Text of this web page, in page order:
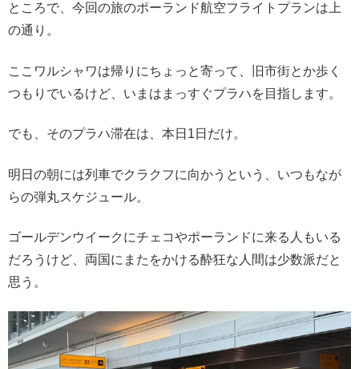
ところで、今回の旅のポーランド航空フライトプランは上
の通り。
ここワルシャワは帰りにちょっと寄って、旧市街とか歩く
つもりでいるけど、いまはまっすぐプラハを目指します。
でも、そのプラハ滞在は、本日1日だけ。
明日の朝には列車でクラクフに向かうという、いつもなが
らの弾丸スケジュール。
ゴールデンウイークにチェコやポーランドに来る人もいる
だろうけど、両国にまたをかける酔狂な人間は少数派だと
思う。